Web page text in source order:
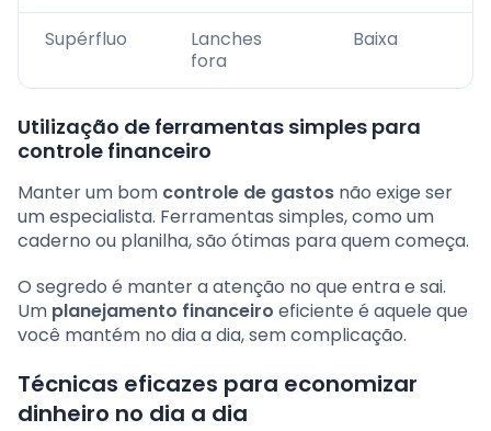
Supérfluo
Lanches
fora
Baixa
Utilização de ferramentas simples para
controle financeiro
Manter um bom controle de gastos não exige ser
um especialista. Ferramentas simples, como um
caderno ou planilha, são ótimas para quem começa.
O segredo é manter a atenção no que entra e sai.
Um planejamento financeiro eficiente é aquele que
você mantém no dia a dia, sem complicação.
Técnicas eficazes para economizar
dinheiro no dia a dia